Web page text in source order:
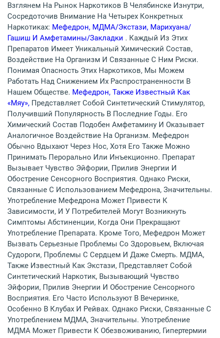
Взглянем На Рынок Наркотиков В Челябинске Изнутри,
Сосредоточив Внимание На Четырех Конкретных
Наркотиках: Мефедрон, МДМА/экстази, Марихуана/
Гашиш И Амфетамины/закладки . Каждый Из Этих
Препаратов Имеет Уникальный Химический Состав,
Воздействие На Организм И Связанные С Ним Риски.
Понимая Опасность Этих Наркотиков, Мы Можем
Работать Над Снижением Их Распространенности В
Нашем Обществе. Мефедрон, Также Известный Как
«мяу», Представляет Собой Синтетический Стимулятор,
Получивший Популярность В Последние Годы. Его
Химический Состав Подобен Амфетамину И Оказывает
Аналогичное Воздействие На Организм. Мефедрон
Обычно Вдыхают Через Нос, Хотя Его Также Можно
Принимать Перорально Или Инъекционно. Препарат
Вызывает Чувство Эйфории, Прилив Энергии И
Обострение Сенсорного Восприятия. Однако Риски,
Связанные С Использованием Мефедрона, Значительны.
Употребление Мефедрона Может Привести К
Зависимости, И У Потребителей Могут Возникнуть
Симптомы Абстиненции, Когда Они Прекращают
Употребление Препарата. Кроме Того, Мефедрон Может
Вызвать Серьезные Проблемы Со Здоровьем, Включая
Судороги, Проблемы С Сердцем И Даже Смерть. МДМА,
Также Известный Как Экстази, Представляет Собой
Синтетический Наркотик, Вызывающий Чувство
Эйфории, Прилив Энергии И Обострение Сенсорного
Восприятия. Его Часто Используют В Вечеринке,
Особенно В Клубах И Рейвах. Однако Риски, Связанные С
Употреблением МДМА, Значительны. Употребление
МДМА Может Привести К Обезвоживанию, Гипертермии